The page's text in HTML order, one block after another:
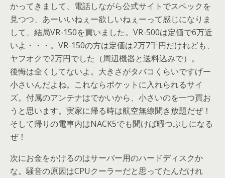
かってきまして、電話しながら公式サイトでスペックを
見つつ、あーいいねぇー欲しいねぇーって感じになりま
して、結局VR-150を買いました。VR-500は定価で6万近
いよ・・・。VR-150の方は定価は2万7千円だけれども、
ヤフオクで2万円でした（周辺機器と送料込みで）。
後悔は全くしてないよ。大きさがタバコくらいですげー
小さいんだよね。これならポケットに入れられるサイ
ズ。付属のアンテナはでかいから、小さいのを一つ買お
うと思います。実家に帰る時は航空無線聞き放題だぜ！
そして帰りの電車内はNACK5でも聞けば暇つぶしになる
ぜ！
次にお金をかけるのはサーバー用のハードディスクか
な。騒音の原因はCPUクーラーだと思ってたんだけれ